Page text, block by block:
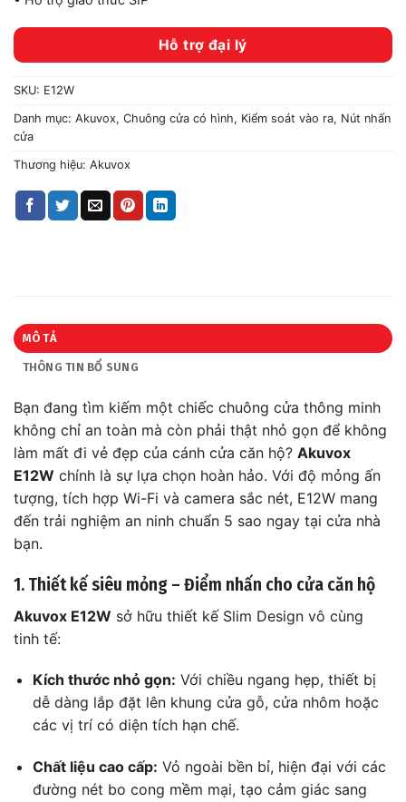
Hỗ trợ đại lý
SKU: E12W
Danh mục: Akuvox, Chuông cửa có hình, Kiểm soát vào ra, Nút nhấn
cửa
Thương hiệu: Akuvox
MÔ TẢ
THÔNG TIN BỔ SUNG
Bạn đang tìm kiếm một chiếc chuông cửa thông minh
không chỉ an toàn mà còn phải thật nhỏ gọn để không
làm mất đi vẻ đẹp của cánh cửa căn hộ? Akuvox
E12W chính là sự lựa chọn hoàn hảo. Với độ mỏng ấn
tượng, tích hợp Wi-Fi và camera sắc nét, E12W mang
đến trải nghiệm an ninh chuẩn 5 sao ngay tại cửa nhà
bạn.
1. Thiết kế siêu mỏng – Điểm nhấn cho cửa căn hộ
Akuvox E12W sở hữu thiết kế Slim Design vô cùng
tinh tế:
Kích thước nhỏ gọn: Với chiều ngang hẹp, thiết bị
dễ dàng lắp đặt lên khung cửa gỗ, cửa nhôm hoặc
các vị trí có diện tích hạn chế.
Chất liệu cao cấp: Vỏ ngoài bền bỉ, hiện đại với các
đường nét bo cong mềm mại, tạo cảm giác sang